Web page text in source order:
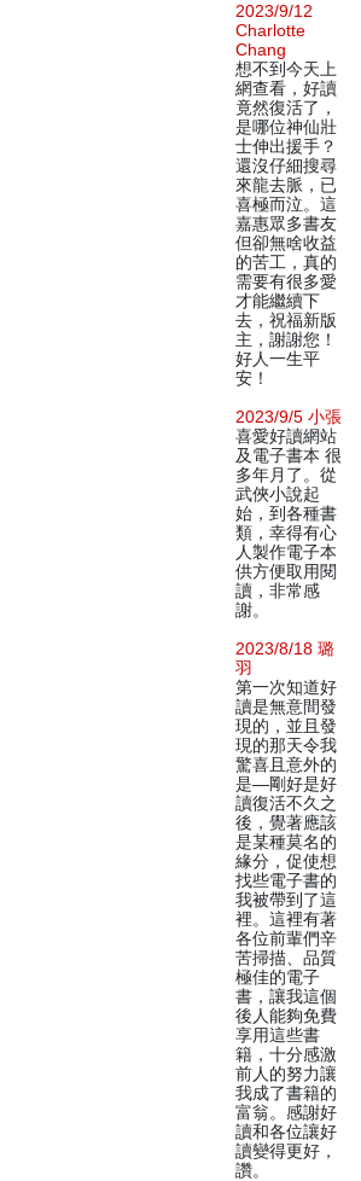
2023/9/12
Charlotte
Chang
想不到今天上
網查看，好讀
竟然復活了，
是哪位神仙壯
士伸出援手？
還沒仔細搜尋
來龍去脈，已
喜極而泣。這
嘉惠眾多書友
但卻無啥收益
的苦工，真的
需要有很多愛
才能繼續下
去，祝福新版
主，謝謝您！
好人一生平
安！
2023/9/5 小張
喜愛好讀網站
及電子書本 很
多年月了。從
武俠小說起
始，到各種書
類，幸得有心
人製作電子本
供方便取用閱
讀，非常感
謝。
2023/8/18 璐
羽
第一次知道好
讀是無意間發
現的，並且發
現的那天令我
驚喜且意外的
是—剛好是好
讀復活不久之
後，覺著應該
是某種莫名的
緣分，促使想
找些電子書的
我被帶到了這
裡。這裡有著
各位前輩們辛
苦掃描、品質
極佳的電子
書，讓我這個
後人能夠免費
享用這些書
籍，十分感激
前人的努力讓
我成了書籍的
富翁。感謝好
讀和各位讓好
讀變得更好，
讚。